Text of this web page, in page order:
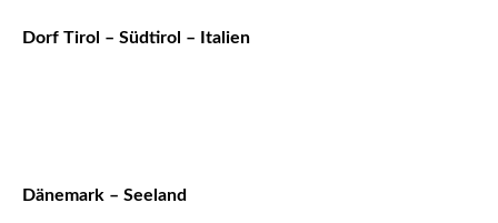
Dorf Tirol – Südtirol – Italien
Dänemark – Seeland